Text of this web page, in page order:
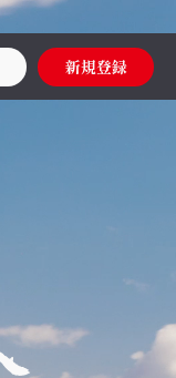
新規登録